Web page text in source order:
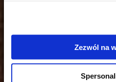
Zezwól na
ukryje dowody – ale też
go śledzi, i zacznie działać
zbieranie dalszego
postępowanie dowodowe